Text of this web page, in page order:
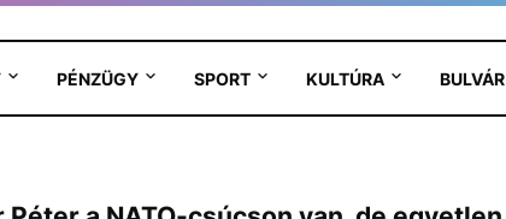
PÉNZÜGY SPORT KULTÚRA BULVÁR